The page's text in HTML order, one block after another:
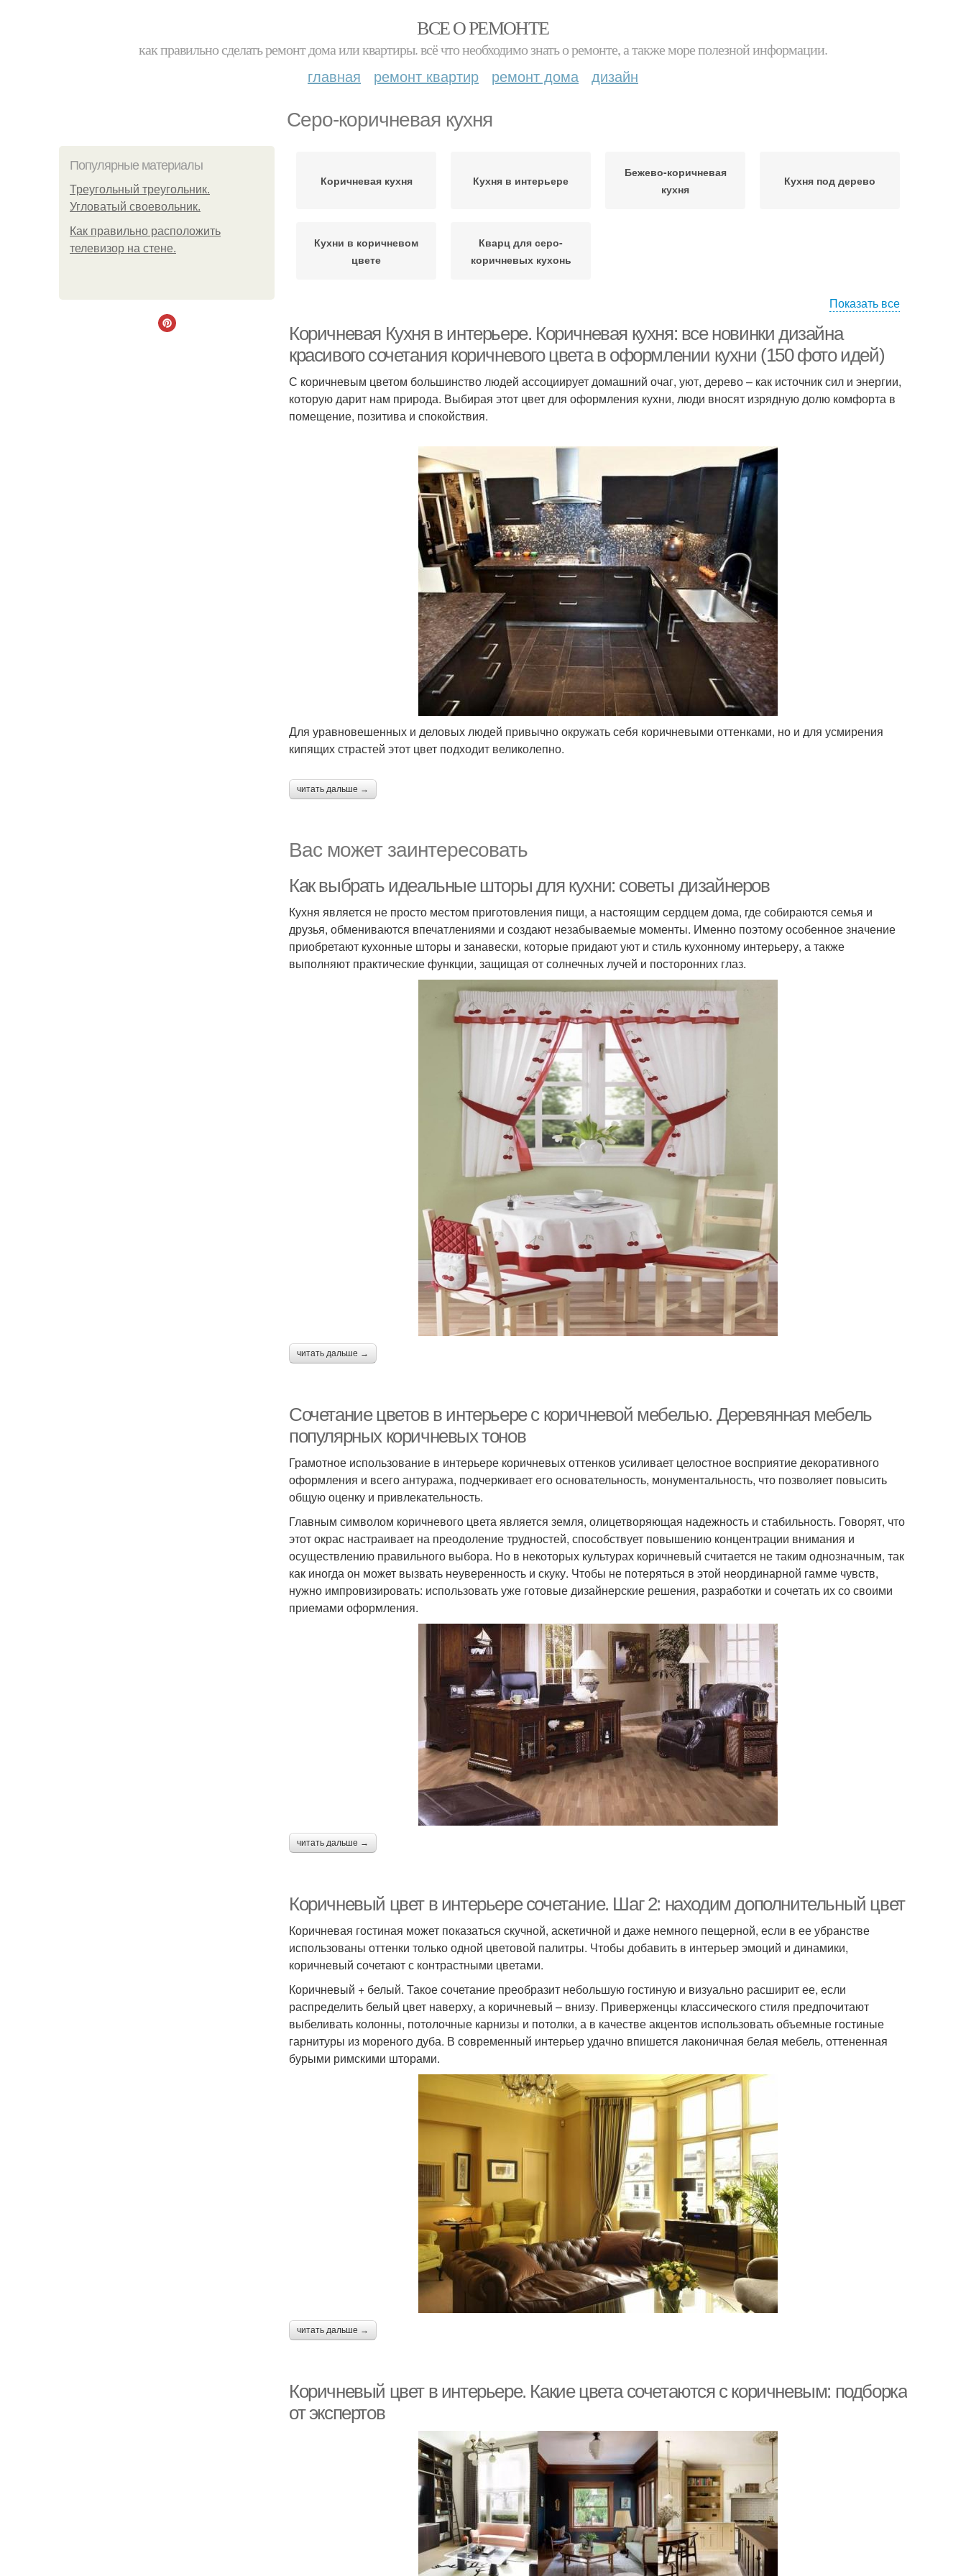
ВСЕ О РЕМОНТЕ
как правильно сделать ремонт дома или квартиры. всё что необходимо знать о ремонте, а также море полезной информации.
главная ремонт квартир ремонт дома дизайн
Серо-коричневая кухня
Популярные материалы
Треугольный треугольник.
Угловатый своевольник.
Как правильно расположить
телевизор на стене.
Коричневая кухня Кухня в интерьере
Бежево-коричневая
кухня
Кухня под дерево
Кухни в коричневом
цвете
Кварц для серо-
коричневых кухонь
Показать все
Коричневая Кухня в интерьере. Коричневая кухня: все новинки дизайна
красивого сочетания коричневого цвета в оформлении кухни (150 фото идей)
С коричневым цветом большинство людей ассоциирует домашний очаг, уют, дерево – как источник сил и энергии,
которую дарит нам природа. Выбирая этот цвет для оформления кухни, люди вносят изрядную долю комфорта в
помещение, позитива и спокойствия.
Для уравновешенных и деловых людей привычно окружать себя коричневыми оттенками, но и для усмирения
кипящих страстей этот цвет подходит великолепно.
читать дальше →
Вас может заинтересовать
Как выбрать идеальные шторы для кухни: советы дизайнеров
Кухня является не просто местом приготовления пищи, а настоящим сердцем дома, где собираются семья и
друзья, обмениваются впечатлениями и создают незабываемые моменты. Именно поэтому особенное значение
приобретают кухонные шторы и занавески, которые придают уют и стиль кухонному интерьеру, а также
выполняют практические функции, защищая от солнечных лучей и посторонних глаз.
читать дальше →
Сочетание цветов в интерьере с коричневой мебелью. Деревянная мебель
популярных коричневых тонов
Грамотное использование в интерьере коричневых оттенков усиливает целостное восприятие декоративного
оформления и всего антуража, подчеркивает его основательность, монументальность, что позволяет повысить
общую оценку и привлекательность.
Главным символом коричневого цвета является земля, олицетворяющая надежность и стабильность. Говорят, что
этот окрас настраивает на преодоление трудностей, способствует повышению концентрации внимания и
осуществлению правильного выбора. Но в некоторых культурах коричневый считается не таким однозначным, так
как иногда он может вызвать неуверенность и скуку. Чтобы не потеряться в этой неординарной гамме чувств,
нужно импровизировать: использовать уже готовые дизайнерские решения, разработки и сочетать их со своими
приемами оформления.
читать дальше →
Коричневый цвет в интерьере сочетание. Шаг 2: находим дополнительный цвет
Коричневая гостиная может показаться скучной, аскетичной и даже немного пещерной, если в ее убранстве
использованы оттенки только одной цветовой палитры. Чтобы добавить в интерьер эмоций и динамики,
коричневый сочетают с контрастными цветами.
Коричневый + белый. Такое сочетание преобразит небольшую гостиную и визуально расширит ее, если
распределить белый цвет наверху, а коричневый – внизу. Приверженцы классического стиля предпочитают
выбеливать колонны, потолочные карнизы и потолки, а в качестве акцентов использовать объемные гостиные
гарнитуры из мореного дуба. В современный интерьер удачно впишется лаконичная белая мебель, оттененная
бурыми римскими шторами.
читать дальше →
Коричневый цвет в интерьере. Какие цвета сочетаются с коричневым: подборка
от экспертов